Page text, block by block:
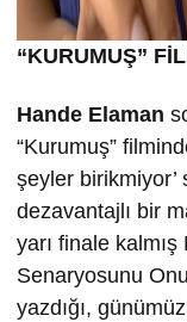
“KURUMUŞ”
Hande Elaman
“Kurumuş”
şeyler birikmiyor’
dezavantajlı bir
yarı finale
Senaryosunu
yazdığı,